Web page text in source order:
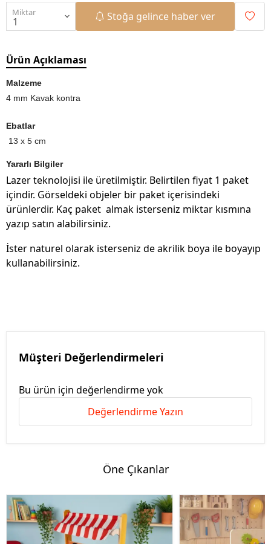
Miktar Stoğa gelince haber ver
Ürün Açıklaması
Malzeme
4 mm Kavak kontra
Ebatlar
13 x 5 cm
Yararlı Bilgiler
Lazer teknolojisi ile üretilmiştir. Belirtilen fiyat 1 paket
içindir. Görseldeki objeler bir paket içerisindeki
ürünlerdir. Kaç paket almak isterseniz miktar kısmına
yazıp satın alabilirsiniz.
İster naturel olarak isterseniz de akrilik boya ile boyayıp
kullanabilirsiniz.
Müşteri Değerlendirmeleri
Bu ürün için değerlendirme yok
Değerlendirme Yazın
Öne Çıkanlar